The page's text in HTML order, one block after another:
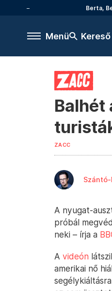
Berta,
Menü Kereső
Balhét
ZACC
A nyugat-
próbál
neki – írja a
A videón
amerikai nő